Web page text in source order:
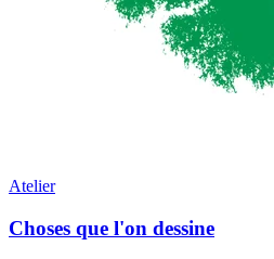
Atelier
Choses que l'on dessine